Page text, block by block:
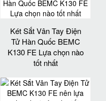
Két Sắt Vân Tay Điện
Tử Hàn Quốc BEMC
K130 FE Lựa chọn nào
tốt nhất